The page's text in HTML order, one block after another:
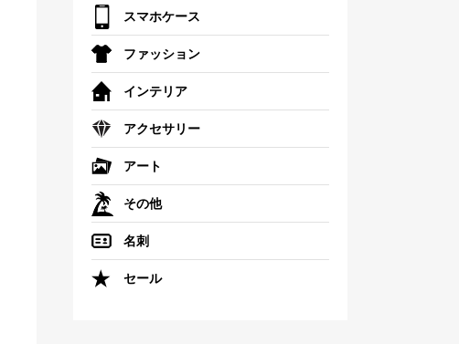
スマホケース
ファッション
インテリア
アクセサリー
アート
その他
名刺
セール